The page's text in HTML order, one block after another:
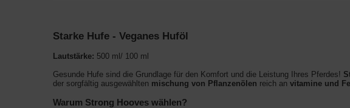
Starke Hufe - Veganes Huföl
Lautstärke: 500 ml/ 100 ml
Gesunde Hufe sind die Grundlage für den Komfort und die Leistung Ihres Pferdes!
der sorgfältig ausgewählten mischung von Pflanzenölen reich an vitamine und
Warum Strong Hooves wählen?